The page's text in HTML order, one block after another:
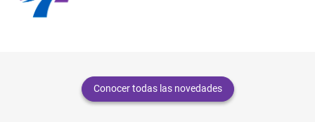
Conocer todas las novedades